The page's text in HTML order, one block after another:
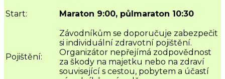
Start: Maraton 9:00, půlmaraton 10:30
Pojištění:
Závodníkům se doporučuje zabezpečit
si individuální zdravotní pojištění.
Organizátor nepřejímá zodpovědnost
za škody na majetku nebo na zdraví
související s cestou, pobytem a účastí